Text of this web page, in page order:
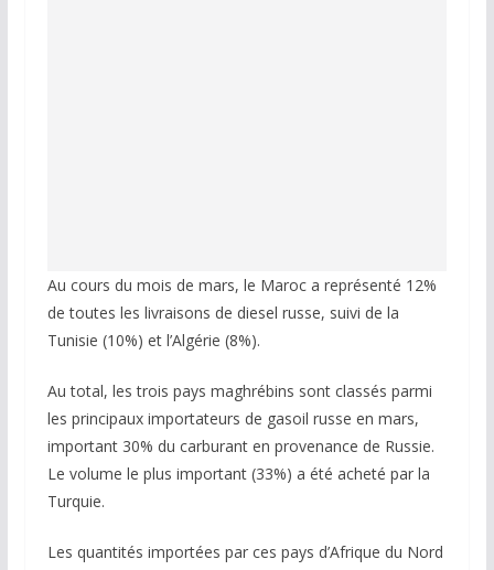
Au cours du mois de mars, le Maroc a représenté 12%
de toutes les livraisons de diesel russe, suivi de la
Tunisie (10%) et l’Algérie (8%).
Au total, les trois pays maghrébins sont classés parmi
les principaux importateurs de gasoil russe en mars,
important 30% du carburant en provenance de Russie.
Le volume le plus important (33%) a été acheté par la
Turquie.
Les quantités importées par ces pays d’Afrique du Nord